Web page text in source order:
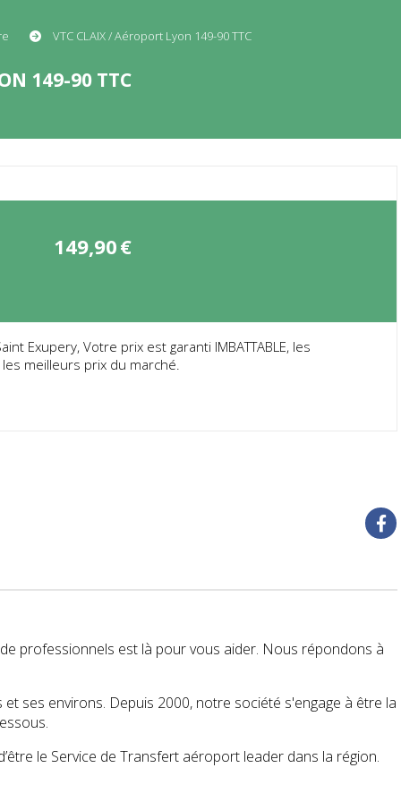
VTC CLAIX / Aéroport Lyon 149-90 TTC
149-90 TTC
149,90€
Exupery, Votre prix est garanti IMBATTABLE, les
meilleurs prix du marché.
professionnels est là pour vous aider. Nous répondons à
ses environs. Depuis 2000, notre société s'engage à être la
le Service de Transfert aéroport leader dans la région.